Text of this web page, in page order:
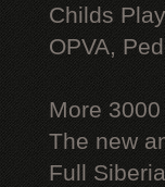
Childs
OPVA,
More
The new
Full